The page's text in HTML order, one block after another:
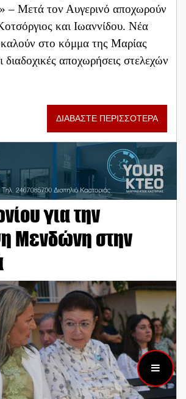
– Μετά τον Αυγερινό αποχωρούν
και Ιωαννίδου. Νέα
στο κόμμα της Μαρίας
διαδοχικές αποχωρήσεις στελεχών
ΔΙΑΒΑΣΤΕ ΠΕΡΙΣΣΟΤΕΡΑ
για την
Μενδώνη στην